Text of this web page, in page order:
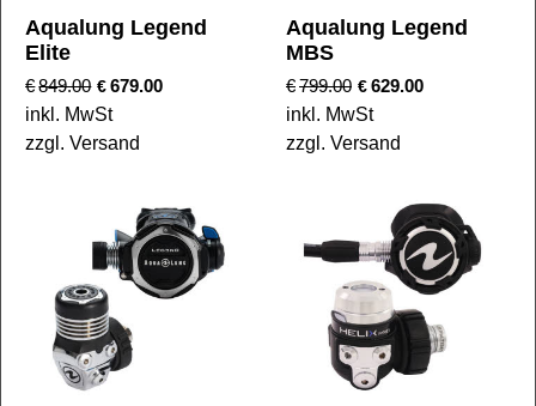
Aqualung Legend
Elite
€849.00 € 679.00
inkl. MwSt
zzgl. Versand
Aqualung Legend
MBS
€799.00 €629.00
inkl. MwSt
zzgl. Versand